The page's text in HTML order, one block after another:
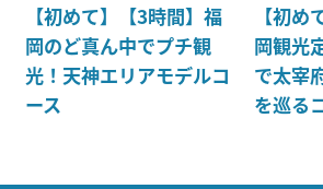
【初めて】【3時間】福
岡のど真ん中でプチ観
光！天神エリアモデルコ
ース
【初
岡観光
で太宰
を巡る